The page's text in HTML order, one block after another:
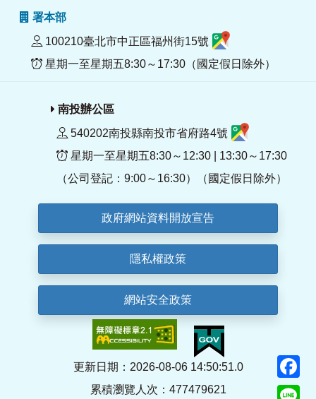
署本部
100210臺北市中正區福州街15號
星期一至星期五8:30～17:30（國定假日除外）
南投辦公區
540202南投縣南投市省府路4號
星期一至星期五8:30～12:30 | 13:30～17:30
（公司登記：9:00～16:30）（國定假日除外）
政府網站資料開放宣告
隱私權政策
網站安全政策
更新日期：2026-08-06 14:50:51.0
累積瀏覽人次：477479621